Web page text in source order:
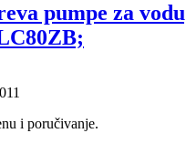
pumpe za
i poručivanje.